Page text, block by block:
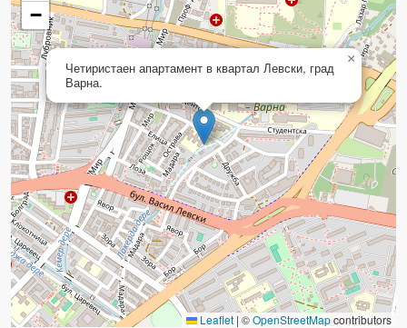
Четиристаен апартамент в квартал Левски, град
Варна.
×
−
Leaflet | ©OpenStreetMapcontributors